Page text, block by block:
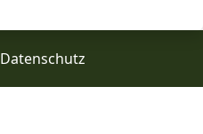
Datenschutz